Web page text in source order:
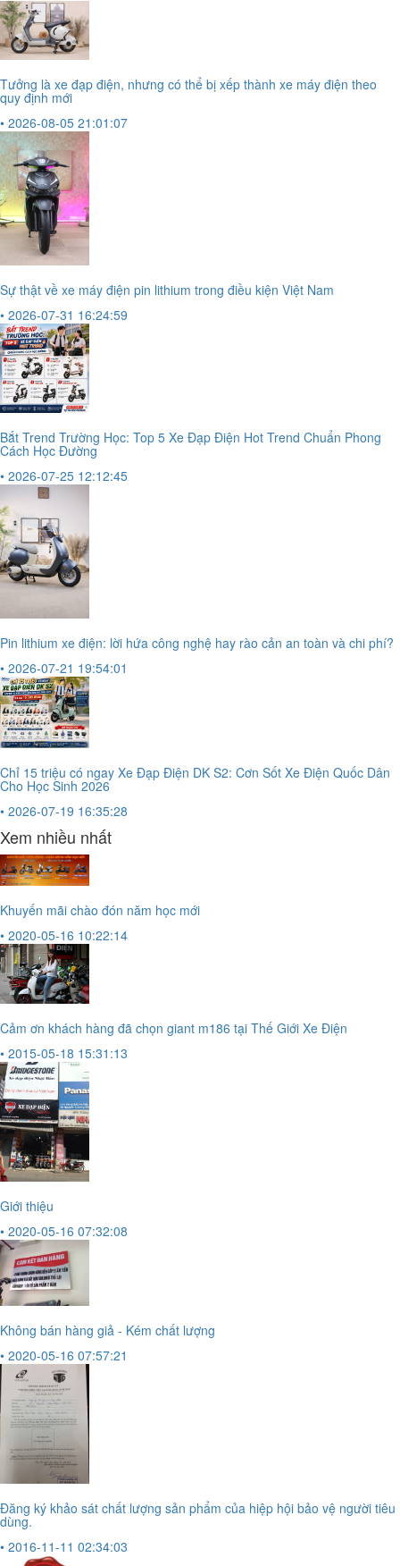
Tưởng là xe đạp điện, nhưng có thể bị xếp thành xe máy điện theo
quy định mới
• 2026-08-05 21:01:07
Sự thật về xe máy điện pin lithium trong điều kiện Việt Nam
• 2026-07-31 16:24:59
Bắt Trend Trường Học: Top 5 Xe Đạp Điện Hot Trend Chuẩn Phong
Cách Học Đường
• 2026-07-25 12:12:45
Pin lithium xe điện: lời hứa công nghệ hay rào cản an toàn và chi phí?
• 2026-07-21 19:54:01
Chỉ 15 triệu có ngay Xe Đạp Điện DK S2: Cơn Sốt Xe Điện Quốc Dân
Cho Học Sinh 2026
• 2026-07-19 16:35:28
Xem nhiều nhất
Khuyến mãi chào đón năm học mới
• 2020-05-16 10:22:14
Cảm ơn khách hàng đã chọn giant m186 tại Thế Giới Xe Điện
• 2015-05-18 15:31:13
Giới thiệu
• 2020-05-16 07:32:08
Không bán hàng giả - Kém chất lượng
• 2020-05-16 07:57:21
Đăng ký khảo sát chất lượng sản phẩm của hiệp hội bảo vệ người tiêu
dùng.
• 2016-11-11 02:34:03